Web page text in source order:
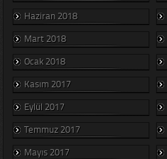
Haziran 2018
Mart 2018
Ocak 2018
Kasım 2017
Eylül 2017
Temmuz 2017
Mayıs 2017